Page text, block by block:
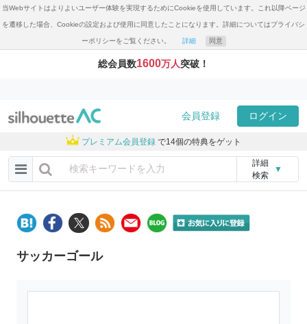
当Webサイトはよりよいユーザー体験を実現するためにCookieを使用しています。これ以降ページ
を遷移した場合、Cookieの設定および使用に同意したことになります。詳細についてはプライバシ
ーポリシーをご覧ください。 詳細 同意
総会員数1600万人突破！
会員登録 ログイン
プレミアム会員登録 で14個の特典をゲット
詳細
検索
▼
サッカーゴール